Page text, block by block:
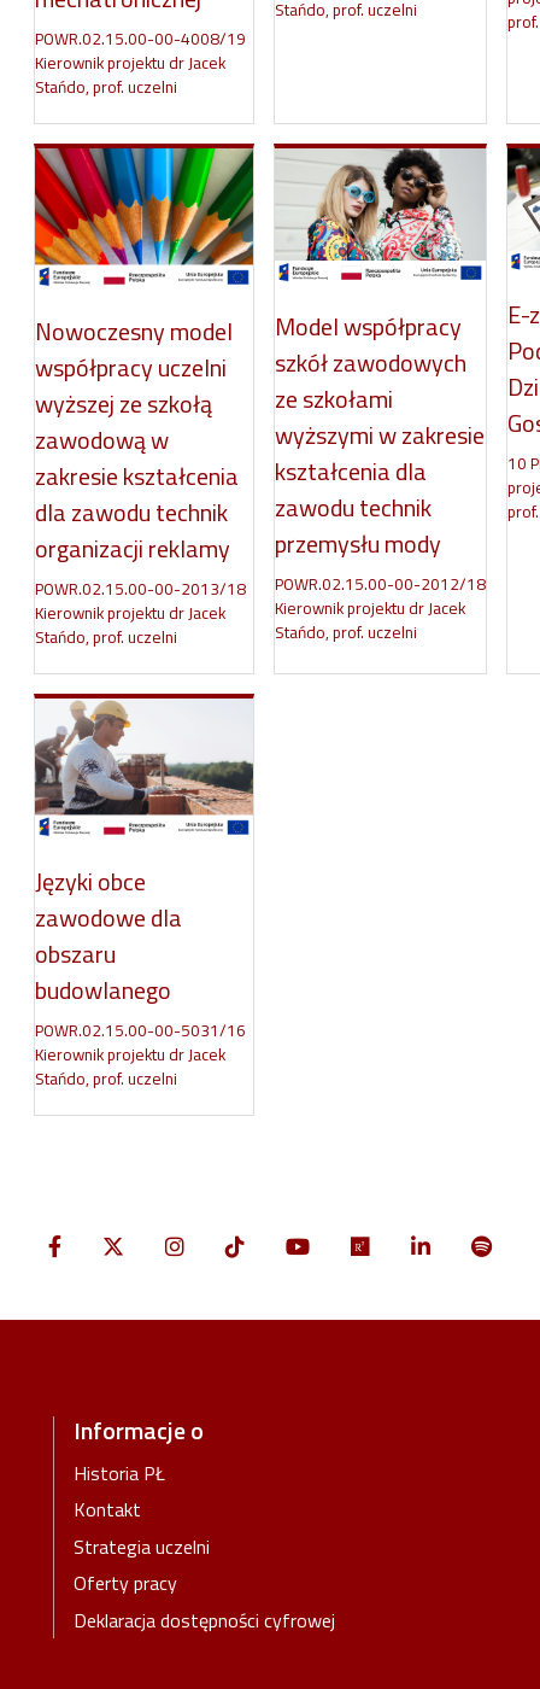
POWR.02.15.00-00-4008/19
Kierownik projektu dr Jacek
Stańdo, prof. uczelni
Stańdo, prof. uczelni
Nowoczesny model
współpracy uczelni
wyższej ze szkołą
zawodową w
zakresie kształcenia
dla zawodu technik
organizacji reklamy
POWR.02.15.00-00-2013/18
Kierownik projektu dr Jacek
Stańdo, prof. uczelni
Model współpracy
szkół zawodowych
ze szkołami
wyższymi w zakresie
kształcenia dla
zawodu technik
przemysłu mody
POWR.02.15.00-00-2012/18
Kierownik projektu dr Jacek
Stańdo, prof. uczelni
E-
10
Języki obce
zawodowe dla
obszaru
budowlanego
POWR.02.15.00-00-5031/16
Kierownik projektu dr Jacek
Stańdo, prof. uczelni
Informacje o
Historia PŁ
Kontakt
Strategia uczelni
Oferty pracy
Deklaracja dostępności cyfrowej